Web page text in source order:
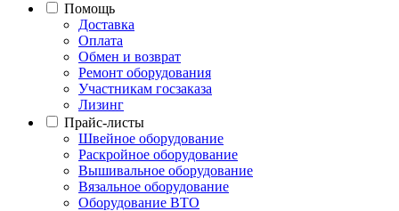
Помощь
Доставка
Оплата
Обмен и возврат
Ремонт оборудования
Участникам госзаказа
Лизинг
Прайс-листы
Швейное оборудование
Раскройное оборудование
Вышивальное оборудование
Вязальное оборудование
Оборудование ВТО